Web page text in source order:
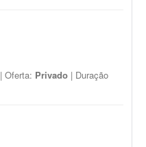
| Oferta: Privado | Duração